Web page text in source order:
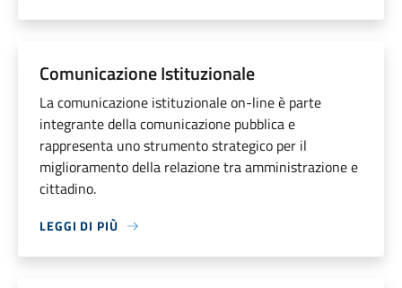
Comunicazione Istituzionale
La comunicazione istituzionale on-line è parte
integrante della comunicazione pubblica e
rappresenta uno strumento strategico per il
miglioramento della relazione tra amministrazione e
cittadino.
LEGGI DI PIÙ